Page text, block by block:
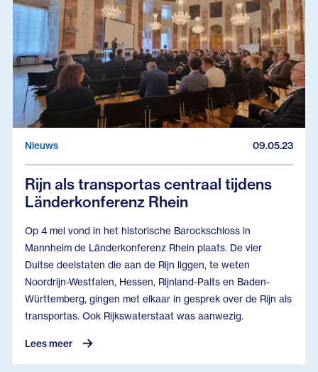
Nieuws 09.05.23
Rijn als transportas centraal tijdens
Länderkonferenz Rhein
Op 4 mei vond in het historische Barockschloss in
Mannheim de Länderkonferenz Rhein plaats. De vier
Duitse deelstaten die aan de Rijn liggen, te weten
Noordrijn-Westfalen, Hessen, Rijnland-Palts en Baden-
Württemberg, gingen met elkaar in gesprek over de Rijn als
transportas. Ook Rijkswaterstaat was aanwezig.
Lees meer